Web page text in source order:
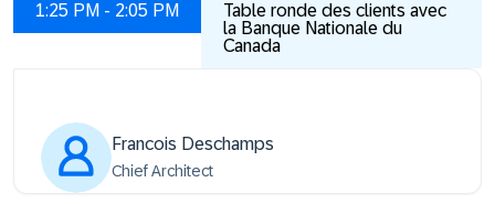
1:25 PM - 2:05 PM
Table ronde des clients avec
la Banque Nationale du
Canada
Francois Deschamps
Chief Architect